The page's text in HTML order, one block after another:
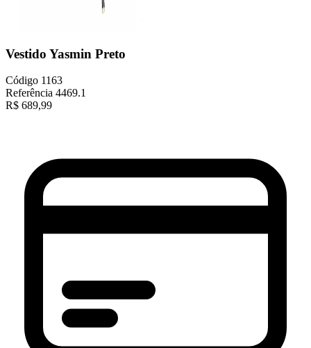
Vestido Yasmin Preto
Código 1163
Referência 4469.1
R$ 689,99